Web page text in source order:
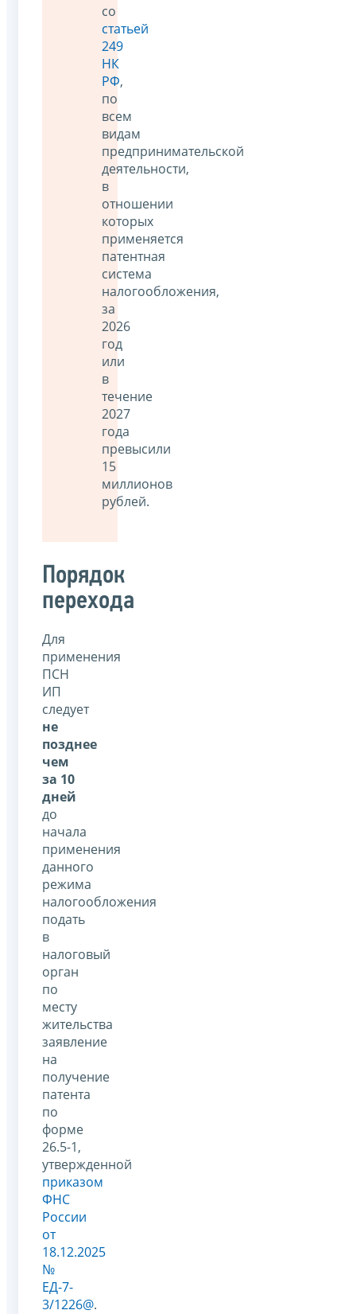
со
статьей
249
НК
РФ,
по
всем
видам
предпринимательской
деятельности,
в
отношении
которых
применяется
патентная
система
налогообложения,
за
2026
год
или
в
течение
2027
года
превысили
15
миллионов
рублей.
Порядок
перехода
Для
применения
ПСН
ИП
следует
не
позднее
чем
за 10
дней
до
начала
применения
данного
режима
налогообложения
подать
в
налоговый
орган
по
месту
жительства
заявление
на
получение
патента
по
форме
26.5-1,
утвержденной
приказом
ФНС
России
от
18.12.2025
№
ЕД-7-
3/1226@.